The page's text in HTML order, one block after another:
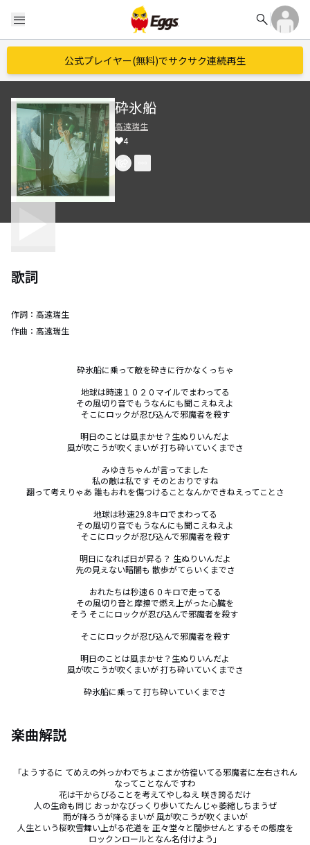
menu search
公式プレイヤー(無料)でサクサク連続再生
砕氷船
高遠瑞生
4
歌詞
作詞： 高遠瑞生
作曲： 高遠瑞生
砕氷船に乗って敵を砕きに行かなくっちゃ
地球は時速１０２０マイルでまわってる
その風切り音でもうなんにも聞こえねえよ
そこにロックが忍び込んで邪魔者を殺す
明日のことは風まかせ？生ぬりいんだよ
風が吹こうが吹くまいが 打ち砕いていくまでさ
みゆきちゃんが言ってました
私の敵は私です そのとおりですね
翻って考えりゃあ 誰もおれを傷つけることなんかできねえってことさ
地球は秒速29.8キロでまわってる
その風切り音でもうなんにも聞こえねえよ
そこにロックが忍び込んで邪魔者を殺す
明日になれば日が昇る？ 生ぬりいんだよ
先の見えない暗闇も 散歩がてらいくまでさ
おれたちは秒速６０キロで走ってる
その風切り音と摩擦で燃え上がった心臓を
そう そこにロックが忍び込んで邪魔者を殺す
そこにロックが忍び込んで邪魔者を殺す
明日のことは風まかせ？生ぬりいんだよ
風が吹こうが吹くまいが 打ち砕いていくまでさ
砕氷船に乗って 打ち砕いていくまでさ
楽曲解説
「ようするに てめえの外っかわでちょこまか彷徨いてる邪魔者に左右されん
なってことなんですわ
花は干からびることを考えてやしねえ 咲き誇るだけ
人の生命も同じ おっかなびっくり歩いてたんじゃ萎縮しちまうぜ
雨が降ろうが降るまいが 風が吹こうが吹くまいが
人生という桜吹雪舞い上がる花道を 正々堂々と闊歩せんとするその態度を
ロックンロールとなん名付けよう」